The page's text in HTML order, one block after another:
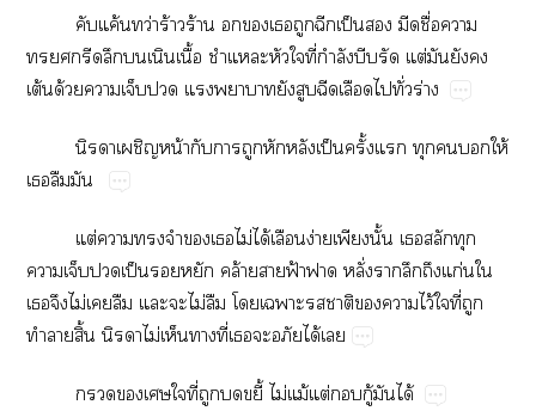
​ค้​ว่​ร้​ร้​​​​​​ป็​​​ื่​​
​​​​​ื้​​​​ี่​ำ​​​ต่​​​​
ต้​ด้​​​​​​​​​​​ั่​ร่
​​น้​​​​​​ป็​ั้​​​​​ให้​
​​
ต่​​​​​​ไม่​ได้​​ง่​​ั้​​​​
​​​ป็​​​ล้​​ฟ้​​ั่​​​​ก่​​
​​ไม่​​​​​ไม่​​​​​​​​ไว้​​ี่​​
​ิ้​​ไม่​​​ี่​​​​ได้​
​​​​ี่​​​ี้​ไม่​ม้​ต่​​ู้​​ได้